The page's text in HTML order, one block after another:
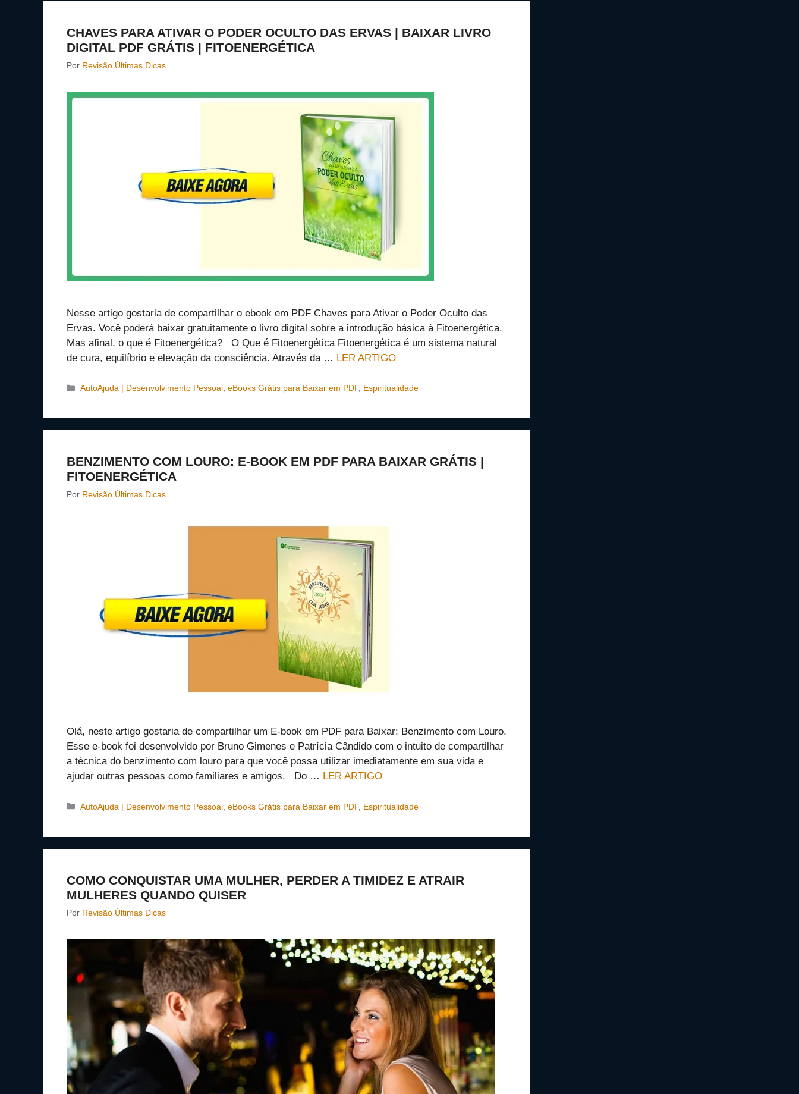
CHAVES PARA ATIVAR O PODER OCULTO DAS ERVAS | BAIXAR LIVRO
DIGITAL PDF GRÁTIS | FITOENERGÉTICA
Por Revisão Últimas Dicas
Nesse artigo gostaria de compartilhar o ebook em PDF Chaves para Ativar o Poder Oculto das
Ervas. Você poderá baixar gratuitamente o livro digital sobre a introdução básica à Fitoenergética.
Mas afinal, o que é Fitoenergética? O Que é Fitoenergética Fitoenergética é um sistema natural
de cura, equilíbrio e elevação da consciência. Através da … LER ARTIGO
Categorias
AutoAjuda | Desenvolvimento Pessoal,eBooks Grátis para Baixar em PDF, Espiritualidade
BENZIMENTO COM LOURO: E-BOOK EM PDF PARA BAIXAR GRÁTIS |
FITOENERGÉTICA
Por Revisão Últimas Dicas
Olá, neste artigo gostaria de compartilhar um E-book em PDF para Baixar: Benzimento com Louro.
Esse e-book foi desenvolvido por Bruno Gimenes e Patrícia Cândido com o intuito de compartilhar
a técnica do benzimento com louro para que você possa utilizar imediatamente em sua vida e
ajudar outras pessoas como familiares e amigos. Do … LER ARTIGO
Categorias
AutoAjuda | Desenvolvimento Pessoal ,eBooks Grátis para Baixar em PDF, Espiritualidade
COMO CONQUISTAR UMA MULHER, PERDER A TIMIDEZ E ATRAIR
MULHERES QUANDO QUISER
Por Revisão Últimas Dicas